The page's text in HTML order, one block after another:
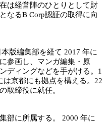
は経営陣のひとりとして財
なるB Corp認証の取得に向
版編集部を経て 2017 年に
参画し、マンガ編集・原
ディングなどを手がける。1
は京都にも拠点を構える。22
取締役に就任。
部に所属する。 2000 年に